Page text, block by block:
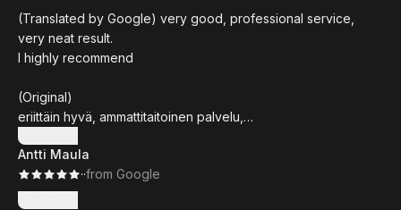
(Translated by Google) very good, professional service,
very neat result.
I highly recommend
(Original)
eriittäin hyvä, ammattitaitoinen palvelu,
erittäin siisti tulos.
Suosittelen lämpimästi
Show more
Antti Maula
··from Google
Show more